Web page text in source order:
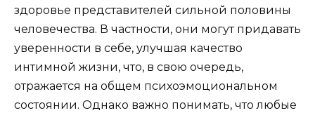
здоровье представителей сильной половины
человечества. В частности, они могут придавать
уверенности в себе, улучшая качество
интимной жизни, что, в свою очередь,
отражается на общем психоэмоциональном
состоянии. Однако важно понимать, что любые